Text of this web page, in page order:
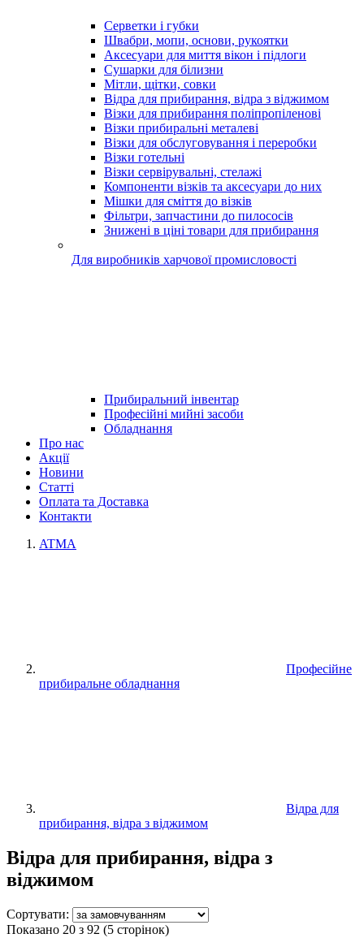
Серветки і губки
Швабри, мопи, основи, рукоятки
Аксесуари для миття вікон і підлоги
Сушарки для білизни
Мітли, щітки, совки
Відра для прибирання, відра з віджимом
Візки для прибирання поліпропіленові
Візки прибиральні металеві
Візки для обслуговування і переробки
Візки готельні
Візки сервірувальні, стелажі
Компоненти візків та аксесуари до них
Мішки для сміття до візків
Фільтри, запчастини до пилососів
Знижені в ціні товари для прибирання
Для виробників харчової промисловості
Прибиральний інвентар
Професійні мийні засоби
Обладнання
Про нас
Акції
Новини
Статті
Оплата та Доставка
Контакти
ATMA
Професійне
прибиральне обладнання
Відра для
прибирання, відра з віджимом
Відра для прибирання, відра з
віджимом
Сортувати:
Показано 20 з 92 (5 сторінок)